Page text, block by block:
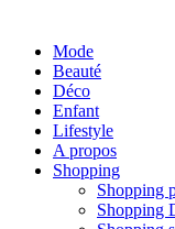
Mode
Beauté
Déco
Enfant
Lifestyle
A propos
Shopping
Shopping
Shopping